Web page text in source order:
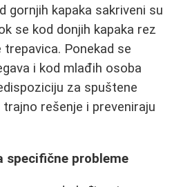
gornjih kapaka sakriveni su
se kod donjih kapaka rez
Ponekad se
i kod mlađih osoba
za spuštene
rešenje i preveniraju
specifične probleme